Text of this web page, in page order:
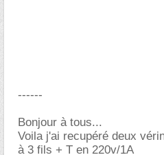
------
Bonjour à tous...
Voila j'ai recupéré deux
à 3 fils + T en 220v/1A